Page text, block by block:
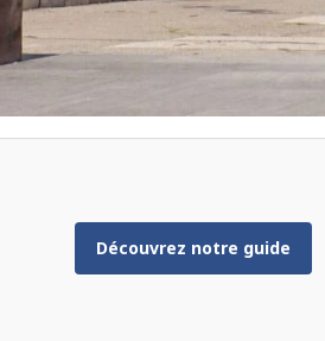
Découvrez notre guide